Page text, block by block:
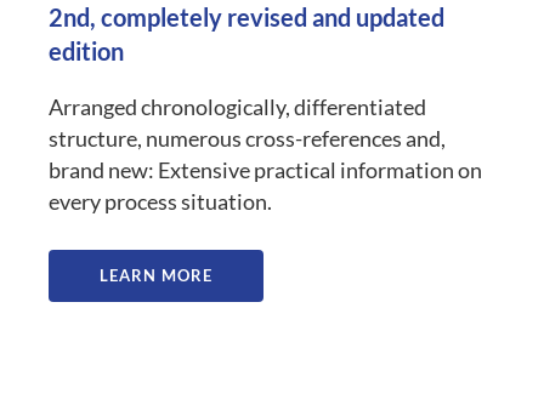
2nd, completely revised and updated
edition
Arranged chronologically, differentiated
structure, numerous cross-references and,
brand new: Extensive practical information on
every process situation.
LEARN MORE